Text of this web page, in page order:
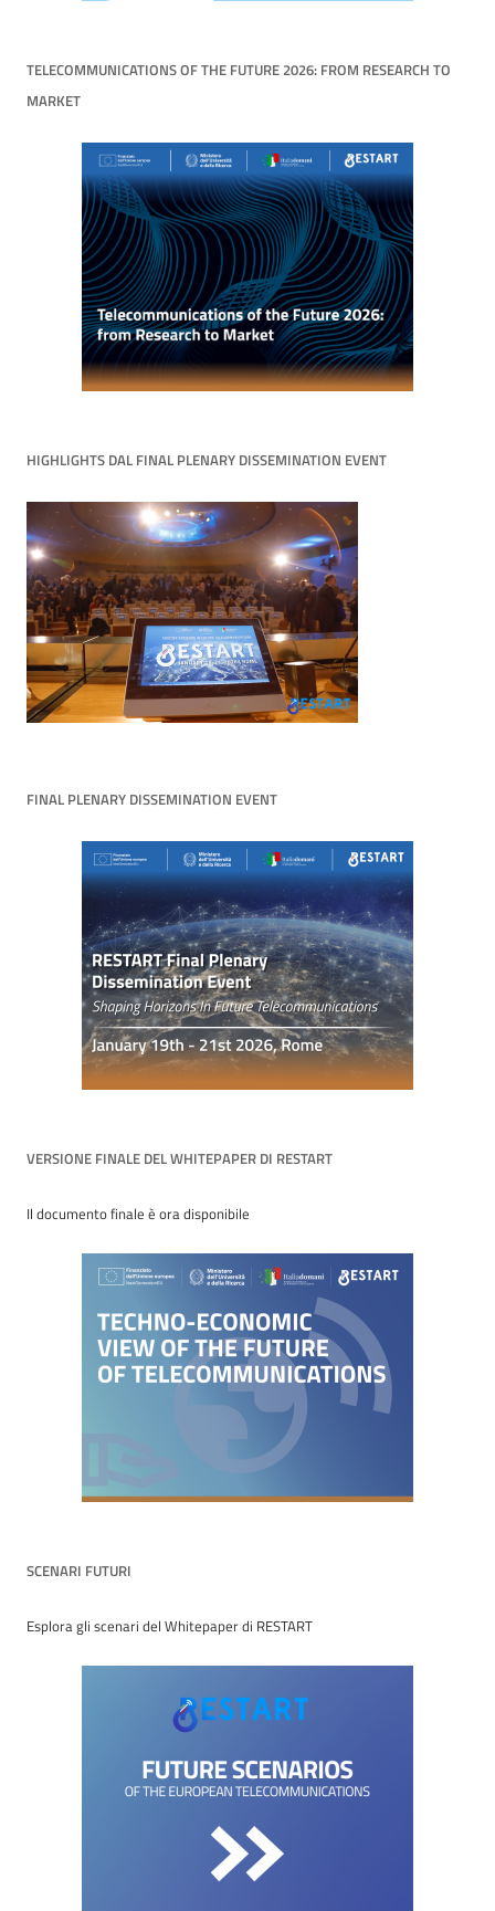
TELECOMMUNICATIONS OF THE FUTURE 2026: FROM RESEARCH TO
MARKET
HIGHLIGHTS DAL FINAL PLENARY DISSEMINATION EVENT
FINAL PLENARY DISSEMINATION EVENT
VERSIONE FINALE DEL WHITEPAPER DI RESTART
Il documento finale è ora disponibile
SCENARI FUTURI
Esplora gli scenari del Whitepaper di RESTART